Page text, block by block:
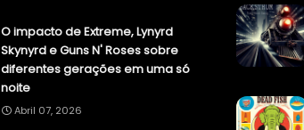
O impacto de Extreme, Lynyrd
Skynyrd e Guns N' Roses sobre
diferentes gerações em uma só
noite
Abril 07, 2026